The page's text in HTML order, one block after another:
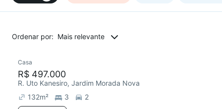
Ordenar por: Mais relevante
Casa
R$ 497.000
R. Uto Kanesiro, Jardim Morada Nova
132m² 3
2